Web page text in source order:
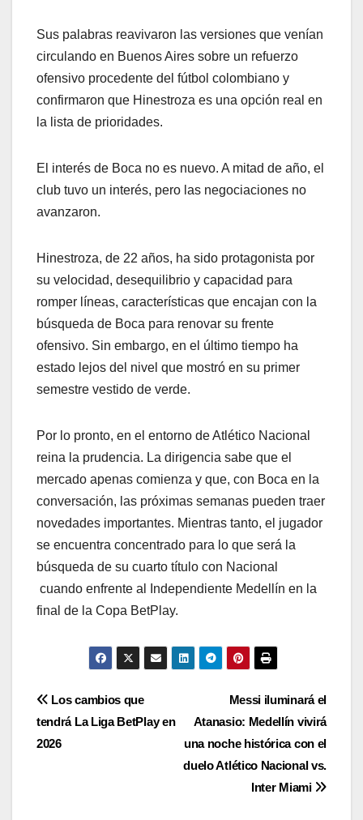
Sus palabras reavivaron las versiones que venían
circulando en Buenos Aires sobre un refuerzo
ofensivo procedente del fútbol colombiano y
confirmaron que Hinestroza es una opción real en
la lista de prioridades.
El interés de Boca no es nuevo. A mitad de año, el
club tuvo un interés, pero las negociaciones no
avanzaron.
Hinestroza, de 22 años, ha sido protagonista por
su velocidad, desequilibrio y capacidad para
romper líneas, características que encajan con la
búsqueda de Boca para renovar su frente
ofensivo. Sin embargo, en el último tiempo ha
estado lejos del nivel que mostró en su primer
semestre vestido de verde.
Por lo pronto, en el entorno de Atlético Nacional
reina la prudencia. La dirigencia sabe que el
mercado apenas comienza y que, con Boca en la
conversación, las próximas semanas pueden traer
novedades importantes. Mientras tanto, el jugador
se encuentra concentrado para lo que será la
búsqueda de su cuarto título con Nacional
cuando enfrente al Independiente Medellín en la
final de la Copa BetPlay.
Messi iluminará el
Atanasio: Medellín vivirá
una noche histórica con el
duelo Atlético Nacional vs.
Inter Miami
Los cambios que
tendrá La Liga BetPlay en
2026